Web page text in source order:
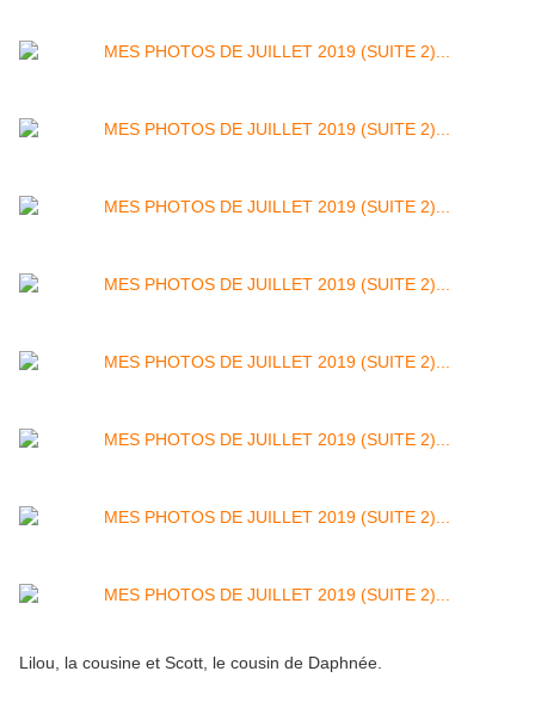
Lilou, la cousine et Scott, le cousin de Daphnée.